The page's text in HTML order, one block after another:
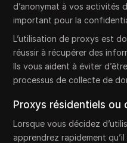
d’anonymat à vos activités
important pour la
L’utilisation de proxys est
réussir à récupérer des
Ils vous aident à éviter
processus de collecte de
Proxys résidentiels ou
Lorsque vous décidez
apprendrez rapidement